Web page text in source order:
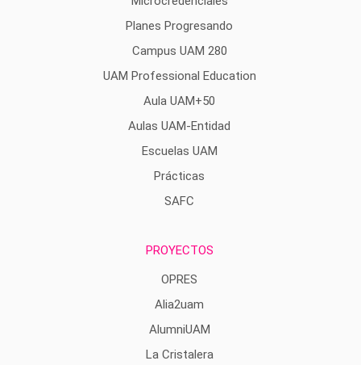
Planes Progresando
Campus UAM 280
UAM Professional Education
Aula UAM+50
Aulas UAM-Entidad
Escuelas UAM
Prácticas
SAFC
PROYECTOS
OPRES
Alia2uam
AlumniUAM
La Cristalera